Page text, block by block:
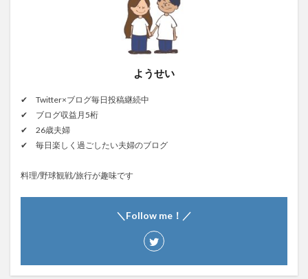
ようせい
✔ Twitter×ブログ毎日投稿継続中
✔ ブログ収益月5桁
✔ 26歳夫婦
✔ 毎日楽しく過ごしたい夫婦のブログ
料理/野球観戦/旅行が趣味です
＼Follow me！／